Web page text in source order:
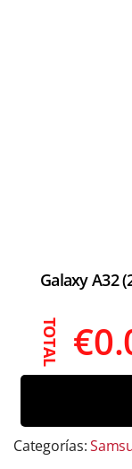
Galaxy A32
TOTAL €
Categorías: